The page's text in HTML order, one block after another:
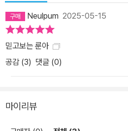
Neulpum 2025-05-15
믿고보는 룬아
공감 (3) 댓글 (0)
마이리뷰